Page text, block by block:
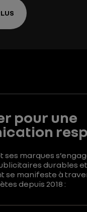
pour une
ses marques
durables
se manifeste à
depuis 2018 :